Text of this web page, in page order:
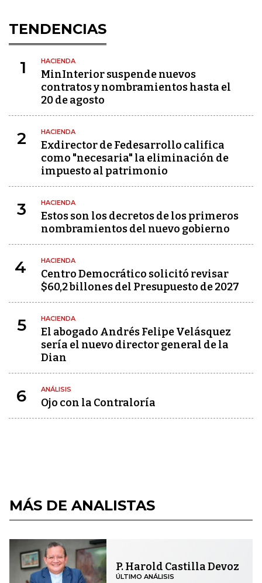
TENDENCIAS
1 HACIENDA
MinInterior suspende nuevos
contratos y nombramientos hasta el
20 de agosto
2 HACIENDA
Exdirector de Fedesarrollo califica
como "necesaria" la eliminación de
impuesto al patrimonio
3 HACIENDA
Estos son los decretos de los primeros
nombramientos del nuevo gobierno
4 HACIENDA
Centro Democrático solicitó revisar
$60,2 billones del Presupuesto de 2027
5 HACIENDA
El abogado Andrés Felipe Velásquez
sería el nuevo director general de la
Dian
6 ANÁLISIS
Ojo con la Contraloría
MÁS DE ANALISTAS
P. Harold Castilla Devoz
ÚLTIMO ANÁLISIS